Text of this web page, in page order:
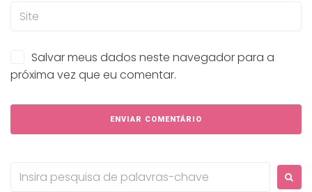
Salvar meus dados neste navegador para a
próxima vez que eu comentar.
Procurar: